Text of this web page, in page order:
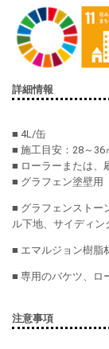
詳細情報
■ 4L/缶
■ 施工目安：28～36
■ ローラーまたは、
■ グラフェン塗壁用
■ グラフェンストー
ル下地、サイディ
■ エマルジョン樹脂
■ 専用のバケツ、ロ
注意事項